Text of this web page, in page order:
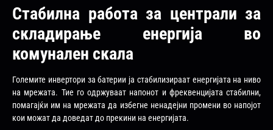
Стабилна работа за централи за
складирање енергија во
комунален скала
Големите инвертори за батерии ја стабилизираат енергијата на ниво
на мрежата. Тие го одржуваат напонот и фреквенцијата стабилни,
помагајќи им на мрежата да избегне ненадејни промени во напојот
кои можат да доведат до прекини на енергијата.